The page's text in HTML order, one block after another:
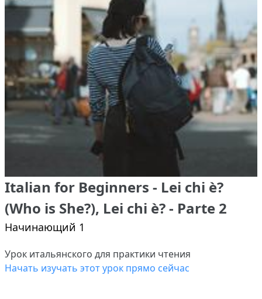
Italian for Beginners - Lei chi è?
(Who is She?), Lei chi è? - Parte 2
Начинающий 1
Урок итальянского для практики чтения
Начать изучать этот урок прямо сейчас